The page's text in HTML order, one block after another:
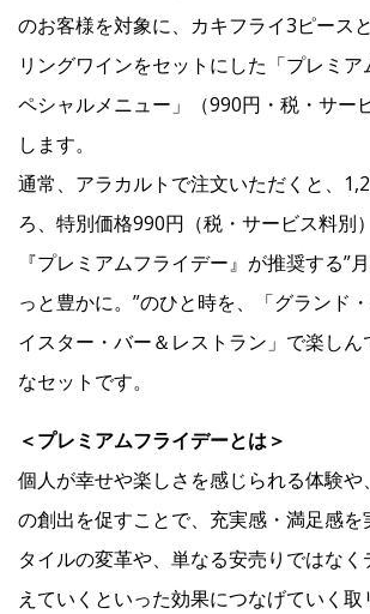
JP EN
のお客様を対象に、カキフライ3ピース
リングワインをセットにした「プレミア
ペシャルメニュー」（990円・税・サー
します。
通常、アラカルトで注文いただくと、
ろ、特別価格990円（税・サービス料別
『プレミアムフライデー』が推奨する”
っと豊かに。”のひと時を、「グランド
イスター・バー＆レストラン」で楽し
なセットです。
＜プレミアムフライデーとは＞
個人が幸せや楽しさを感じられる体験や
の創出を促すことで、充実感・満足感を
タイルの変革や、単なる安売りではな
えていくといった効果につなげていく取